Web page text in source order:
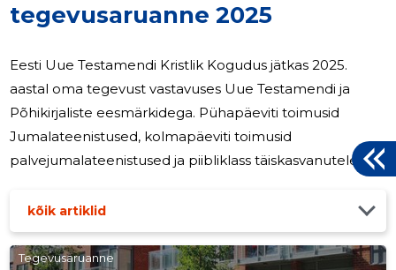
tegevusaruanne 2025
Eesti Uue Testamendi Kristlik Kogudus jätkas 2025.
aastal oma tegevust vastavuses Uue Testamendi ja
Põhikirjaliste eesmärkidega. Pühapäeviti toimusid
Jumalateenistused, kolmapäeviti toimusid
palvejumalateenistused ja piibliklass täiskasvanutele,
Kultuuri- ja Heategevuskeskusega TFL korraldati 2025.
aastal kristlikud laagrid ja seminaarid. EUTKK sai 2025.
aasta jooksul 37376,51 eurot annetustena, tulu
kõik artiklid
Tegevusaruanne